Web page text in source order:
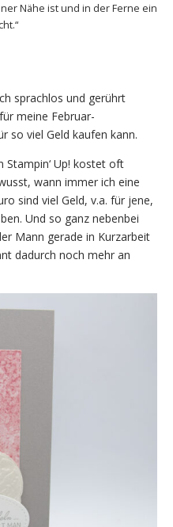
Nähe ist und in der Ferne ein
sprachlos und gerührt
meine Februar-
so viel Geld kaufen kann.
Stampin‘ Up! kostet oft
wann immer ich eine
sind viel Geld, v.a. für jene,
Und so ganz nebenbei
Mann gerade in Kurzarbeit
dadurch noch mehr an